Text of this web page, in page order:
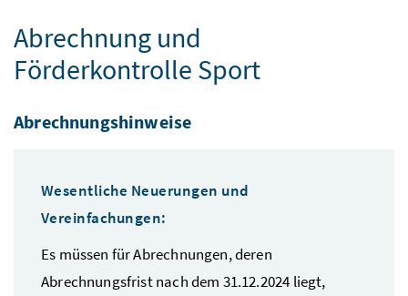
Abrechnung und
Förderkontrolle Sport
Abrechnungshinweise
Wesentliche Neuerungen und
Vereinfachungen:
Es müssen für Abrechnungen, deren
Abrechnungsfrist nach dem 31.12.2024 liegt,